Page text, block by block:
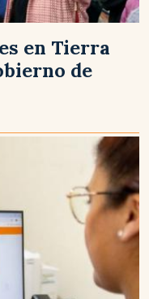
en Tierra
de